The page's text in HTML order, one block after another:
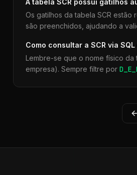
A tabela SCR possui gatilhos
Os gatilhos da tabela SCR estão
são preenchidos, ajudando a
Como consultar a SCR via
Lembre-se que o nome físico
empresa). Sempre filtre por